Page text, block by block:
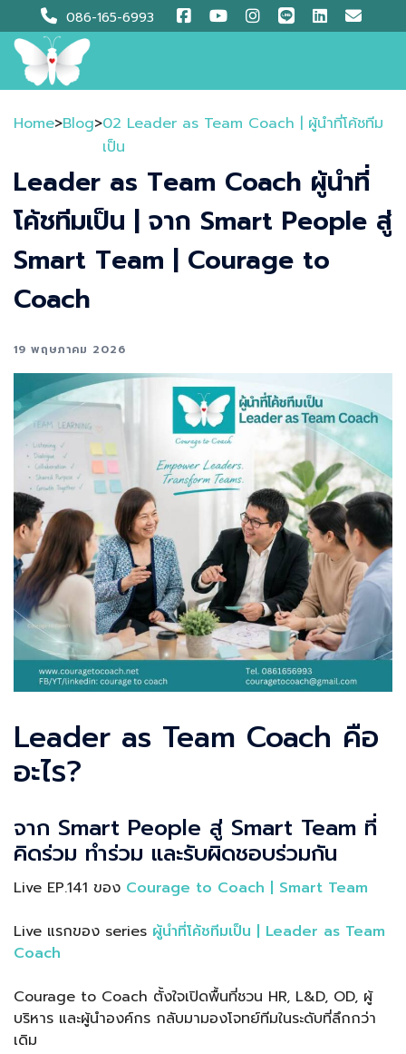
to
content
086-165-6993
Home>Blog>02 Leader as Team Coach | ผู้นำที่โค้ชทีม
เป็น​
Leader as Team Coach ผู้นำที่
โค้ชทีมเป็น | จาก Smart People สู่
Smart Team | Courage to
Coach
19 พฤษภาคม 2026
Leader as Team Coach คือ
อะไร?
จาก Smart People สู่ Smart Team ที่
คิดร่วม ทำร่วม และรับผิดชอบร่วมกัน
Live EP.141 ของ Courage to Coach | Smart Team
Live แรกของ series ผู้นำที่โค้ชทีมเป็น | Leader as Team
Coach
Courage to Coach ตั้งใจเปิดพื้นที่ชวน HR, L&D, OD, ผู้
บริหาร และผู้นำองค์กร กลับมามองโจทย์ทีมในระดับที่ลึกกว่า
เดิม